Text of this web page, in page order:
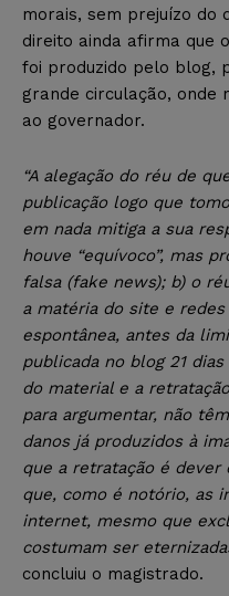
morais, sem prejuízo do
direito ainda afirma que
foi produzido pelo blog,
grande circulação, onde
ao governador.
“A alegação do réu de
publicação logo que
em nada mitiga a sua
houve “equívoco”, mas
falsa (fake news); b) o
a matéria do site e
espontânea, antes da
publicada no blog 21
do material e a
para argumentar, não
danos já produzidos à
que a retratação é dever
que, como é notório, as
internet, mesmo que
costumam ser
concluiu o magistrado.